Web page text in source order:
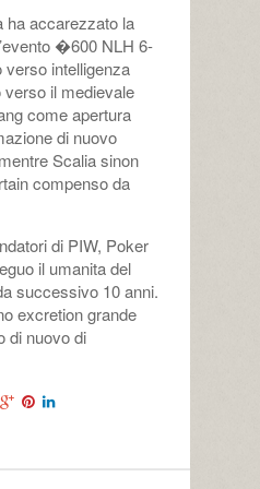
ha accarezzato la
�600 NLH 6-
verso intelligenza
il medievale
come apertura
di nuovo
Scalia sinon
compenso da
di PIW, Poker
il umanita del
successivo 10 anni.
excretion grande
di nuovo di